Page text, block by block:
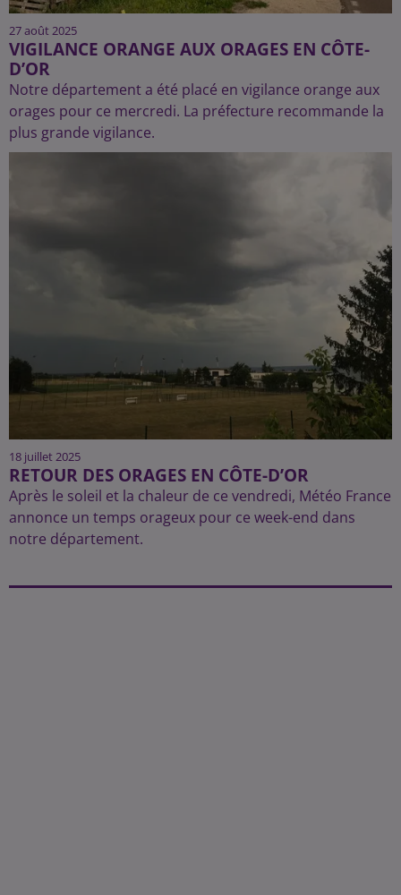
27 août 2025
VIGILANCE ORANGE AUX ORAGES EN CÔTE-
D’OR
Notre département a été placé en vigilance orange aux
orages pour ce mercredi. La préfecture recommande la
plus grande vigilance.
18 juillet 2025
RETOUR DES ORAGES EN CÔTE-D’OR
Après le soleil et la chaleur de ce vendredi, Météo France
annonce un temps orageux pour ce week-end dans
notre département.